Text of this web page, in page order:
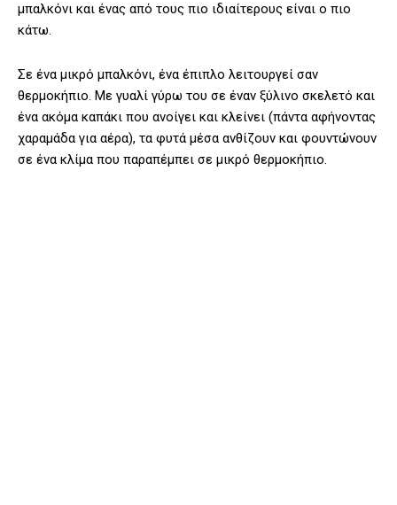
μπαλκόνι και ένας από τους πιο ιδιαίτερους είναι ο πιο
κάτω.
Σε ένα μικρό μπαλκόνι, ένα έπιπλο λειτουργεί σαν
θερμοκήπιο. Με γυαλί γύρω του σε έναν ξύλινο σκελετό και
ένα ακόμα καπάκι που ανοίγει και κλείνει (πάντα αφήνοντας
χαραμάδα για αέρα), τα φυτά μέσα ανθίζουν και φουντώνουν
σε ένα κλίμα που παραπέμπει σε μικρό θερμοκήπιο.